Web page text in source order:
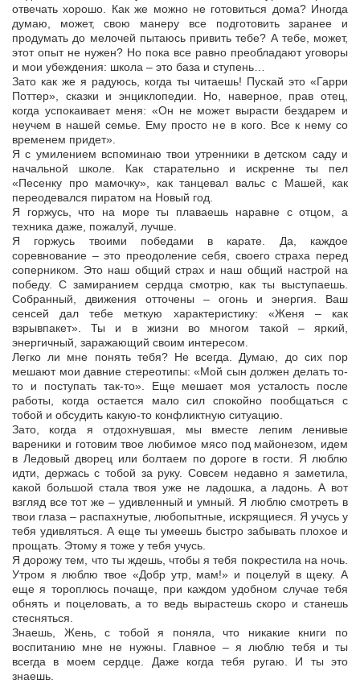
отвечать хорошо. Как же можно не готовиться дома? Иногда
думаю, может, свою манеру все подготовить заранее и
продумать до мелочей пытаюсь привить тебе? А тебе, может,
этот опыт не нужен? Но пока все равно преобладают уговоры
и мои убеждения: школа – это база и ступень…
Зато как же я радуюсь, когда ты читаешь! Пускай это «Гарри
Поттер», сказки и энциклопедии. Но, наверное, прав отец,
когда успокаивает меня: «Он не может вырасти бездарем и
неучем в нашей семье. Ему просто не в кого. Все к нему со
временем придет».
Я с умилением вспоминаю твои утренники в детском саду и
начальной школе. Как старательно и искренне ты пел
«Песенку про мамочку», как танцевал вальс с Машей, как
переодевался пиратом на Новый год.
Я горжусь, что на море ты плаваешь наравне с отцом, а
техника даже, пожалуй, лучше.
Я горжусь твоими победами в карате. Да, каждое
соревнование – это преодоление себя, своего страха перед
соперником. Это наш общий страх и наш общий настрой на
победу. С замиранием сердца смотрю, как ты выступаешь.
Собранный, движения отточены – огонь и энергия. Ваш
сенсей дал тебе меткую характеристику: «Женя – как
взрывпакет». Ты и в жизни во многом такой – яркий,
энергичный, заражающий своим интересом.
Легко ли мне понять тебя? Не всегда. Думаю, до сих пор
мешают мои давние стереотипы: «Мой сын должен делать то-
то и поступать так-то». Еще мешает моя усталость после
работы, когда остается мало сил спокойно пообщаться с
тобой и обсудить какую-то конфликтную ситуацию.
Зато, когда я отдохнувшая, мы вместе лепим ленивые
вареники и готовим твое любимое мясо под майонезом, идем
в Ледовый дворец или болтаем по дороге в гости. Я люблю
идти, держась с тобой за руку. Совсем недавно я заметила,
какой большой стала твоя уже не ладошка, а ладонь. А вот
взгляд все тот же – удивленный и умный. Я люблю смотреть в
твои глаза – распахнутые, любопытные, искрящиеся. Я учусь у
тебя удивляться. А еще ты умеешь быстро забывать плохое и
прощать. Этому я тоже у тебя учусь.
Я дорожу тем, что ты ждешь, чтобы я тебя покрестила на ночь.
Утром я люблю твое «Добр утр, мам!» и поцелуй в щеку. А
еще я тороплюсь почаще, при каждом удобном случае тебя
обнять и поцеловать, а то ведь вырастешь скоро и станешь
стесняться.
Знаешь, Жень, с тобой я поняла, что никакие книги по
воспитанию мне не нужны. Главное – я люблю тебя и ты
всегда в моем сердце. Даже когда тебя ругаю. И ты это
знаешь.